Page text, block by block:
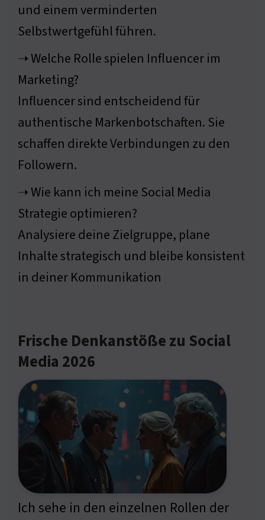
und einem verminderten
Selbstwertgefühl führen.
➝ Welche Rolle spielen Influencer im
Marketing?
Influencer sind entscheidend für
authentische Markenbotschaften. Sie
schaffen direkte Verbindungen zu den
Followern.
➝ Wie kann ich meine Social Media
Strategie optimieren?
Analysiere deine Zielgruppe, plane
Inhalte strategisch und bleibe konsistent
in deiner Kommunikation
Frische Denkanstöße zu Social
Media 2026
Ich sehe in den einzelnen Rollen der